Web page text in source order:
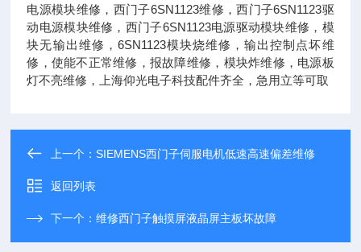
电源模块维修，西门子6SN1123维修，西门子6SN1123驱
动电源模块维修，西门子6SN1123电源驱动模块维修，模
块无输出维修，6SN1123模块烧维修，输出控制点坏维
修，使能不正常维修，报故障维修，模块炸维修，电源板
灯不亮维修，上海仰光电子科技配件齐全，急用立等可取
上一个：SIEMENS西门子伺服电机低速高速偏差维修
返回列表
下一个：维修西门子触摸屏液晶屏主板坏故障